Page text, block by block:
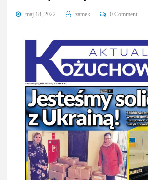
maj 18, 2022 zamek 0 Comment